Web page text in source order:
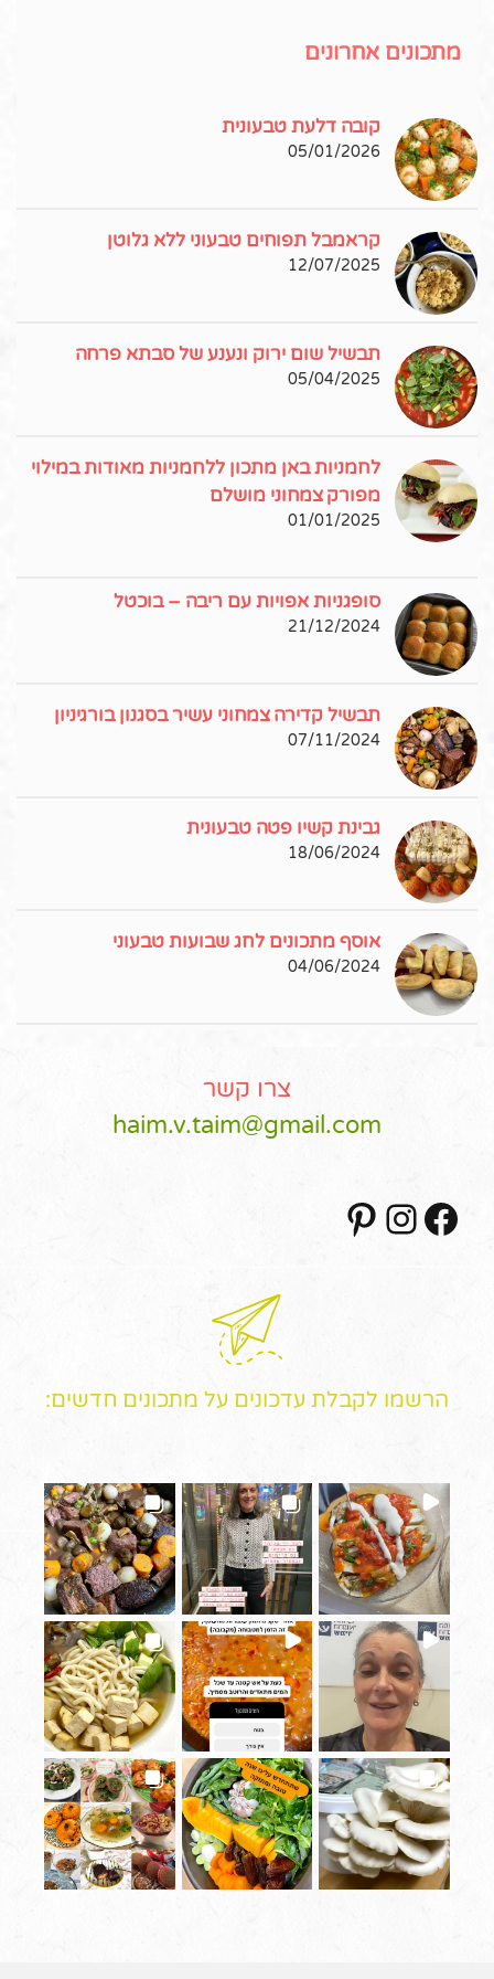
מתכונים אחרונים
קובה דלעת טבעונית
05/01/2026
קראמבל תפוחים טבעוני ללא גלוטן
12/07/2025
תבשיל שום ירוק ונענע של סבתא פרחה
05/04/2025
לחמניות באן מתכון ללחמניות מאודות במילוי
מפורק צמחוני מושלם
01/01/2025
סופגניות אפויות עם ריבה – בוכטל
21/12/2024
תבשיל קדירה צמחוני עשיר בסגנון בורגיניון
07/11/2024
גבינת קשיו פטה טבעונית
18/06/2024
אוסף מתכונים לחג שבועות טבעוני
04/06/2024
צרו קשר
haim.v.taim@gmail.com
Facebook
Instagram
הרשמו לקבלת עדכונים על מתכונים חדשים: